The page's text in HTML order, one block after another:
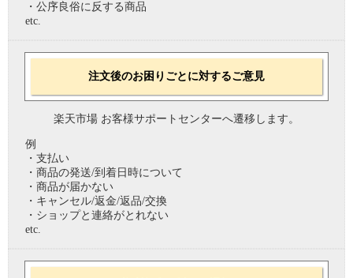
・公序良俗に反する商品
etc.
注文後のお困りごとに対するご意見
楽天市場 お客様サポートセンターへ遷移します。
例
・支払い
・商品の発送/到着日時について
・商品が届かない
・キャンセル/返金/返品/交換
・ショップと連絡がとれない
etc.